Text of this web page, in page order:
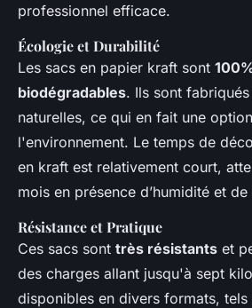
professionnel efficace.
Écologie et Durabilité
Les sacs en papier kraft sont
biodégradables. Ils sont
naturelles, ce qui en fait une
l'environnement. Le temps de
en kraft est relativement court,
mois en présence d’humidité et
Résistance et Pratique
Ces sacs sont très résistants et
des charges allant jusqu'à sept
disponibles en divers formats, tels